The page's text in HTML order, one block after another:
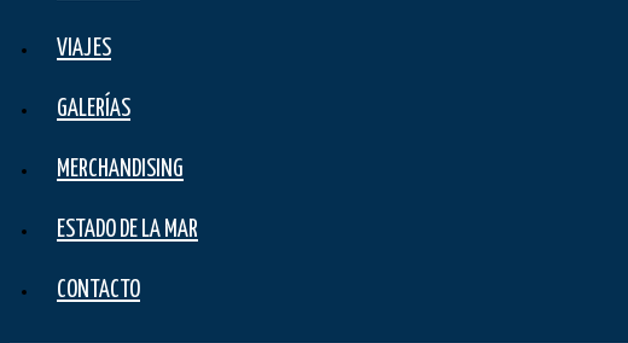
VIAJES
GALERÍAS
MERCHANDISING
ESTADO DE LA MAR
CONTACTO